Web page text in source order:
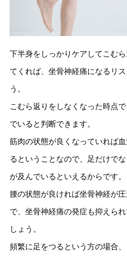
下半身をしっかりケアしてこむ
てくれば、坐骨神経痛になるリ
う。
こむら返りをしなくなった時点
でいると判断できます。
筋肉の状態が良くなっていれば
るということなので、足だけで
が及んでいるといえるからです。
腰の状態が良ければ坐骨神経が
で、坐骨神経痛の発症も抑えら
しょう。
頻繁に足をつるという方の場合